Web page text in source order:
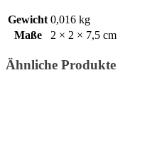
Gewicht 0,016 kg
Maße
2 × 2 × 7,5 cm
Ähnliche Produkte